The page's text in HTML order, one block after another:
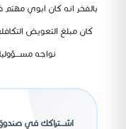
بالفخر انه كان ابوي مهتم
كان مبلغ التعويض
نواجه
اشـــتراكك في